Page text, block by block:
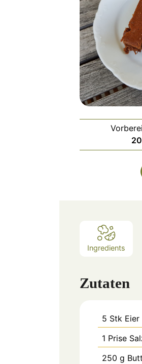
20
Ingredients
Zutaten
5 Stk Eier
1 Prise
250 g